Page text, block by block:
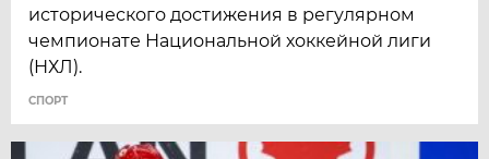
исторического достижения в регулярном
чемпионате Национальной хоккейной лиги
(НХЛ).
СПОРТ